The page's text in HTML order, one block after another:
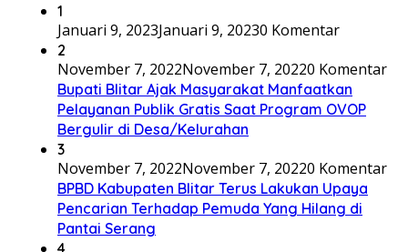
1
Januari 9, 2023Januari 9, 20230 Komentar
2
November 7, 2022November 7, 20220 Komentar
Bupati Blitar Ajak Masyarakat Manfaatkan
Pelayanan Publik Gratis Saat Program OVOP
Bergulir di Desa/Kelurahan
3
November 7, 2022November 7, 20220 Komentar
BPBD Kabupaten Blitar Terus Lakukan Upaya
Pencarian Terhadap Pemuda Yang Hilang di
Pantai Serang
4